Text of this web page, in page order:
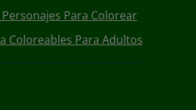
Para Colorear
Coloreables Para Adultos